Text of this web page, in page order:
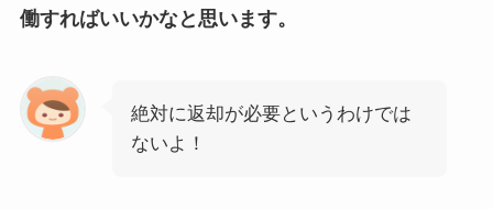
働すればいいかなと思います。
絶対に返却が必要というわけでは
ないよ！